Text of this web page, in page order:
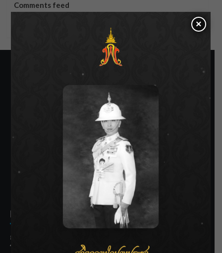
Comments feed
SIAMRATH VARIETY
THE BEST ENTERTAINMENT
Recent Posts
กรมประมงฟื้น “บ้านธารทอง” จากป่าเสื่อมโทรม สู่แหล่ง
โปรตีนยั่งยืนตามพระราชดำริ
×